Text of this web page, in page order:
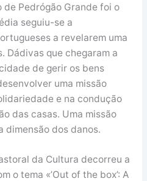
de Pedrógão Grande foi o
seguiu-se a
a revelarem uma
Dádivas que chegaram a
de gerir os bens
uma missão
e na condução
das casas. Uma missão
dimensão dos danos.
da Cultura decorreu a
o tema «’Out of the box’: A